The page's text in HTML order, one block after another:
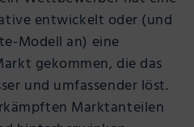
entwickelt oder (und
Modell an) eine
gekommen, die das
und umfassender löst.
Marktanteilen